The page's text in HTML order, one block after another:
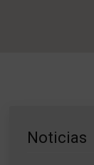
Noticias